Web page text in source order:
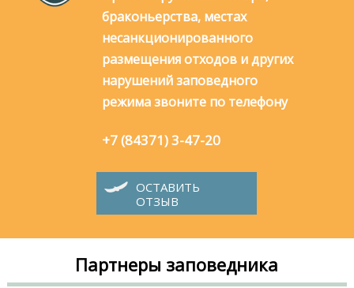
браконьерства, местах
несанкционированного
размещения отходов и других
нарушений заповедного
режима звоните по телефону
+7 (84371) 3-47-20
ОСТАВИТЬ
ОТЗЫВ
Партнеры заповедника